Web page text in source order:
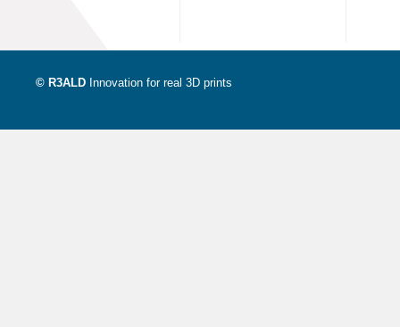
© R3ALD Innovation for real 3D prints